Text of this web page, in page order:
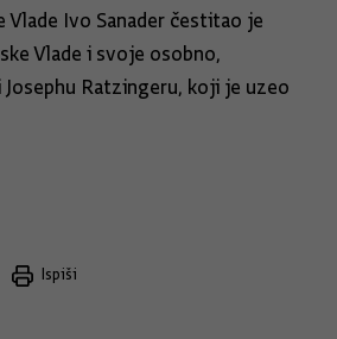
Vlade Ivo Sanader čestitao je
Vlade i svoje osobno,
Ratzingeru, koji je uzeo
Ispiši